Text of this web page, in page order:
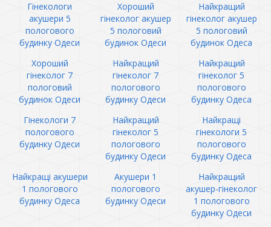
Гінекологи
акушери 5
пологового
будинку Одеси
Хороший
гінеколог акушер
5 пологовий
будинок Одеси
Найкращий
гінеколог акушер
5 пологовий
будинок Одеса
Хороший
гінеколог 7
пологовий
будинок Одеси
Найкращий
гінеколог 7
пологового
будинку Одеси
Найкращий
гінеколог 5
пологового
будинку Одеса
Гінекологи 7
пологового
будинку Одеси
Найкращий
гінеколог 5
пологового
будинку Одеси
Найкращі
гінекологи 5
пологового
будинку Одеса
Найкращі акушери
1 пологового
будинку Одеса
Акушери 1
пологового
будинку Одеси
Найкращий
акушер-гінеколог
1 пологового
будинку Одеси